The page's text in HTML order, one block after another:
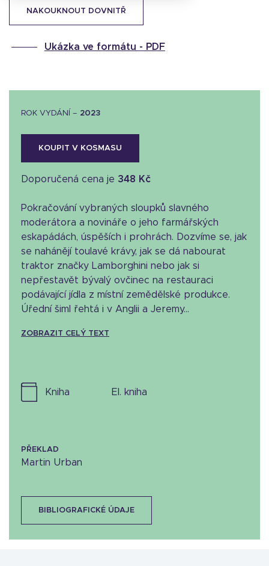
NAKOUKNOUT DOVNITŘ
Ukázka ve formátu - PDF
ROK VYDÁNÍ – 2023
KOUPIT V KOSMASU
Doporučená cena je 348 Kč
Pokračování vybraných sloupků slavného
moderátora a novináře o jeho farmářských
eskapádách, úspěších i prohrách. Dozvíme se, jak
se nahánějí toulavé krávy, jak se dá nabourat
traktor značky Lamborghini nebo jak si
nepřestavět bývalý ovčinec na restauraci
podávající jídla z místní zemědělské produkce.
Úřední šiml řehtá i v Anglii a Jeremy...
ZOBRAZIT CELÝ TEXT
kniha el. kniha
PŘEKLAD
Martin Urban
BIBLIOGRAFICKÉ ÚDAJE